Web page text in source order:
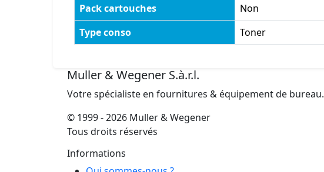
Pack cartouches
Non
Type conso
Toner
Muller & Wegener S.à.r.l.
Votre spécialiste en fournitures & équipement de bureau.
© 1999 - 2026 Muller & Wegener
Tous droits réservés
Informations